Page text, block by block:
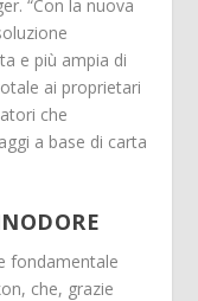
“Con la nuova
e più ampia di
ai proprietari
che
a base di carta
fondamentale
che, grazie